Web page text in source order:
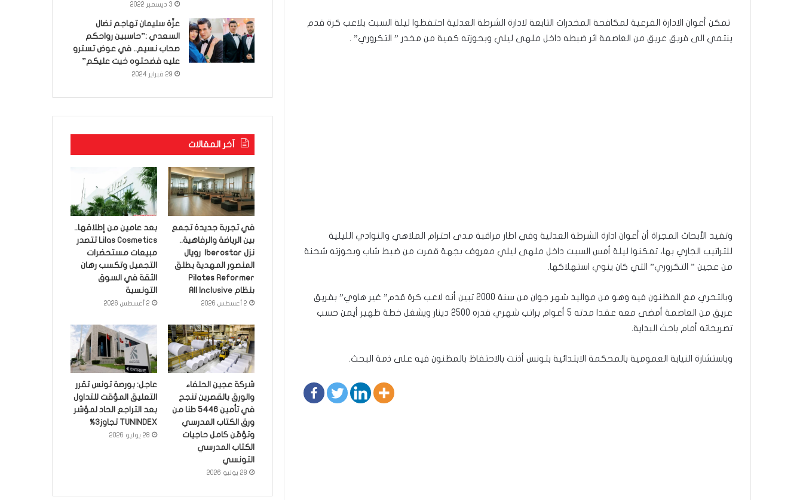
تمكن أعوان الادارة الفرعية لمكافحة المخدرات التابعة لادارة الشرطة العدلية احتفظوا ليلة السبت بلاعب كرة قدم
ينتمي الى فريق عريق من العاصمة اثر ضبطه داخل ملهى ليلي وبحوزته كمية من مخدر ” التكروري” .
وتفيد الأبحاث المجراة أن أعوان ادارة الشرطة العدلية وفي اطار مراقبة مدى احترام الملاهي والنوادي الليلية
للتراتيب الجاري بها، تمكنوا ليلة أمس السبت داخل ملهى ليلي معروف بجهة قمرت من ضبط شاب وبحوزته شحنة
من عجين ” التكروري” التي كان ينوي استهلاكها.
وبالتحري مع المظنون فيه وهو من مواليد شهر جوان من سنة 2000 تبين أنه لاعب كرة قدم” غير هاوي” بفريق
عريق من العاصمة أمضى معه عقدا مدته 5 أعوام براتب شهري قدره 2500 دينار ويشغل خطة ظهير أيمن حسب
تصريحاته أمام باحث البداية.
وباستشارة النيابة العمومية بالمحكمة الابتدائية بتونس أذنت بالاحتفاظ بالمظنون فيه على ذمة البحث.
3 ديسمبر 2022
عزّة سليمان تهاجم نضال
السعدي :”حاسبين رواحكم
صحاب نسيم.. في عوض تسترو
عليه فضحتوه خيت عليكم”
29 فبراير 2024
آخر المقالات
في تجربة جديدة تجمع
بين الرياضة والرفاهية..
نزل Iberostar رويال
المنصور المهدية يطلق
Pilates Reformer
بنظام All Inclusive
2 أغسطس 2026
بعد عامين من إطلاقها..
Lilas Cosmetics تتصدر
مبيعات مستحضرات
التجميل وتكسب رهان
الثقة في السوق
التونسية
2 أغسطس 2026
شركة عجين الحلفاء
والورق بالقصرين تنجح
في تأمين 5446 طنا من
ورق الكتاب المدرسي
وتؤمّن كامل حاجيات
الكتاب المدرسي
التونسي
28 يوليو 2026
عاجل: بورصة تونس تقرر
التعليق المؤقت للتداول
بعد التراجع الحاد لمؤشر
TUNINDEX تجاوز3%
28 يوليو 2026